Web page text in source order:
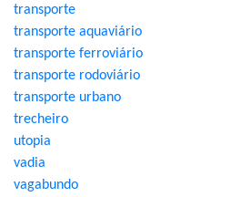
transporte
transporte aquaviário
transporte ferroviário
transporte rodoviário
transporte urbano
trecheiro
utopia
vadia
vagabundo